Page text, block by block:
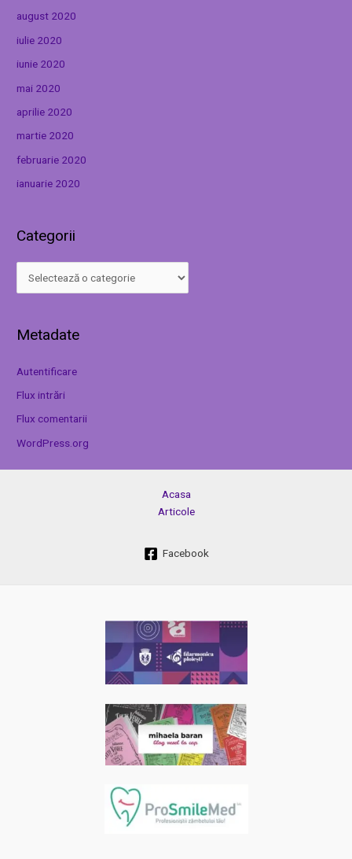
august 2020
iulie 2020
iunie 2020
mai 2020
aprilie 2020
martie 2020
februarie 2020
ianuarie 2020
Categorii
Metadate
Autentificare
Flux intrări
Flux comentarii
WordPress.org
Acasa
Articole
Facebook